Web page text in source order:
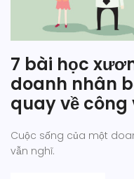
7 bài học
doanh nhân
quay về
Cuộc sống của một
vẫn nghĩ.